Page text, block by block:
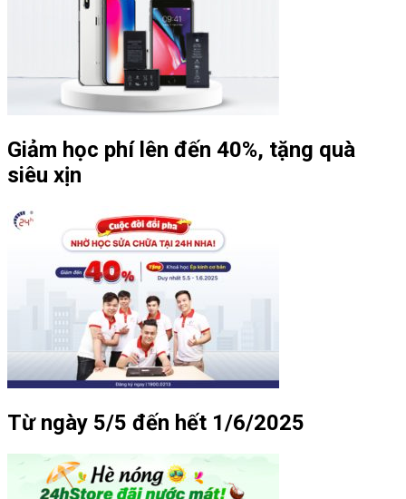
Giảm học phí lên đến 40%, tặng quà
siêu xịn
Từ ngày 5/5 đến hết 1/6/2025